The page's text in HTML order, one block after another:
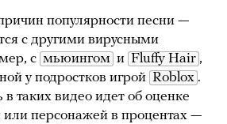
популярности песни —
с другими вирусными
с мьюингом и Fluffy Hair ,
у подростков игрой Roblox .
таких видео идет об оценке
персонажей в процентах —